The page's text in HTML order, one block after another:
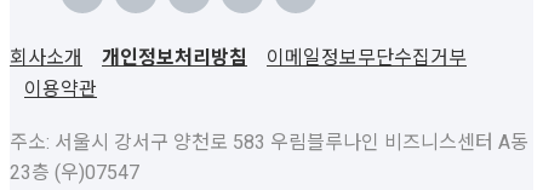
회사소개 개인정보처리방침
이메일정보무단수집거부
이용약관
주소: 서울시 강서구 양천로 583 우림블루나인 비즈니스센터 A동
23층 (우)07547